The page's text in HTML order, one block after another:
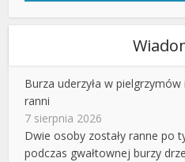
Burza uderzyła w pielgrzymów
ranni
7 sierpnia 2026
Dwie osoby zostały ranne po
podczas gwałtownej burzy